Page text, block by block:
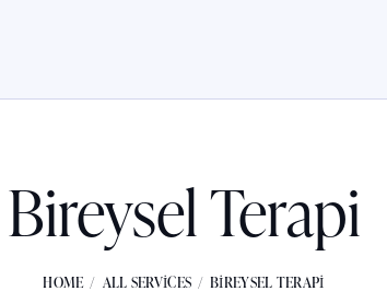
Bireysel Terapi
HOME ALL SERVICES BIREYSEL TERAPI